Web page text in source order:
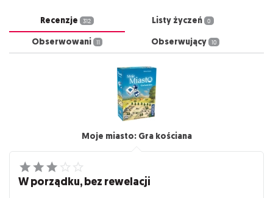
Recenzje 312 Listy życzeń 0
Obserwowani 11 Obserwujący 10
Moje miasto: Gra kościana
W porządku, bez rewelacji